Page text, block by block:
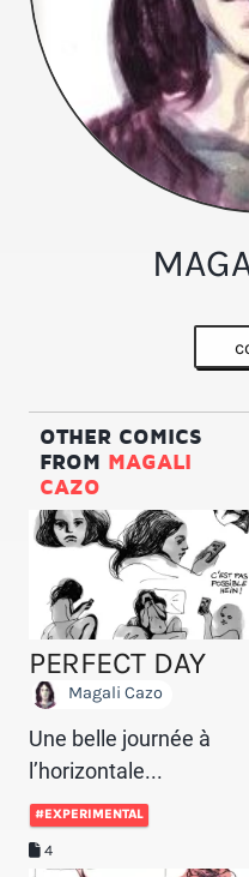
OTHER COMICS
FROM MAGALI
CAZO
PERFECT DAY
Magali Cazo
Une belle journée à
l’horizontale...
#EXPERIMENTAL
4